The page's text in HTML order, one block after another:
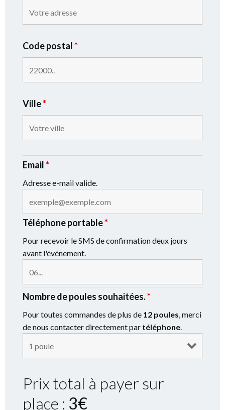
Code postal*
Ville*
Email*
Adresse e-mail valide.
Téléphone portable*
Pour recevoir le SMS de confirmation deux jours
avant l'événement.
Nombre de poules souhaitées.*
Pour toutes commandes de plus de 12 poules, merci
de nous contacter directement par téléphone.
Prix total à payer sur
place : 3€